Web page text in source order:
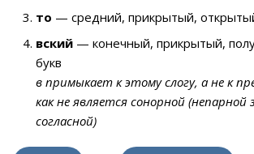
то — средний, прикрытый,
вский — конечный, прикрытый,
букв
в примыкает к этому слогу, а не к
как не является сонорной (непарной
согласной)